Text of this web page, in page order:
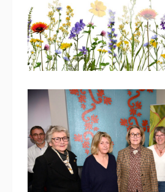
Le Prix du
Végétal,
18 décembre
Prix de la Bonne
graine